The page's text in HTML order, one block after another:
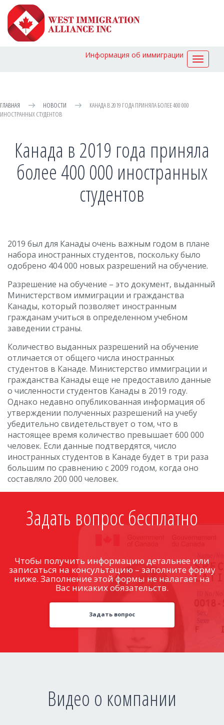
Toggle
Информация об иммиграции
ГЛАВНАЯ НОВОСТИ
КАНАДА В 2019 ГОДА ПРИНЯЛА БОЛЕЕ 400 000
ИНОСТРАННЫХ СТУДЕНТОВ
Канада в 2019 года приняла
более 400 000 иностранных
студентов
2019 был для Канады очень важным годом в плане
набора иностранных студентов, поскольку было
одобрено 404 000 новых разрешений на обучение.
Разрешение на обучение – это документ, выданный
Министерством иммиграции и гражданства
Канады, который позволяет иностранным
гражданам учиться в определенном учебном
заведении страны.
Количество выданных разрешений на обучение
отличается от общего числа иностранных
студентов в Канаде. Министерство иммиграции и
гражданства Канады еще не предоставило данные
о численности студентов Канады в 2019 году.
Однако недавно опубликованная информация об
утверждении полученных разрешений на учебу
убедительно свидетельствует о том, что в
настоящее время количество превышает 600 000
человек. Если данные подтвердятся, число
иностранных студентов в Канаде будет в три раза
большим по сравнению с 2009 годом, когда оно
составляло 200 000 человек.
Задать вопрос бесплатно
Чтобы получить информацию детальнее или
записаться на консультацию – заполните форму
ниже. Заполнение этой формы не налагает на
Вас никаких обязательств.
Задать вопрос
Видео о компании